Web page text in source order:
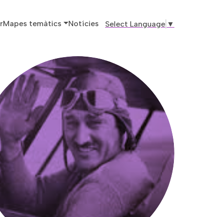
principal
Mapes temàtics Notícies Select Language ▼